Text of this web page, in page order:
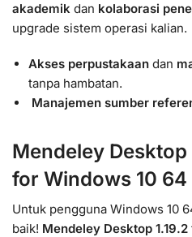
akademik dan kolaborasi
upgrade sistem operasi kalian.
Akses perpustakaan dan
tanpa hambatan.
Manajemen sumber
Mendeley
for Windows 10 64
Untuk pengguna Windows 10
baik! Mendeley Desktop 1.19.2